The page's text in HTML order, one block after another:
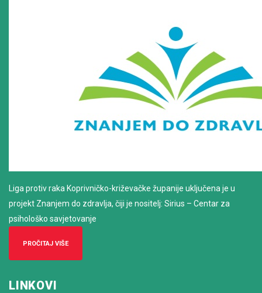
Liga protiv raka Koprivničko-križevačke županije uključena je u
projekt Znanjem do zdravlja, čiji je nositelj: Sirius – Centar za
psihološko savjetovanje
PROČITAJ VIŠE
LINKOVI